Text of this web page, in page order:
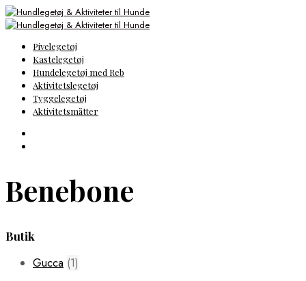
Pivelegetøj
Kastelegetøj
Hundelegetøj med Reb
Aktivitetslegetøj
Tyggelegetøj
Aktivitetsmåtter
Benebone
Butik
Gucca (1)